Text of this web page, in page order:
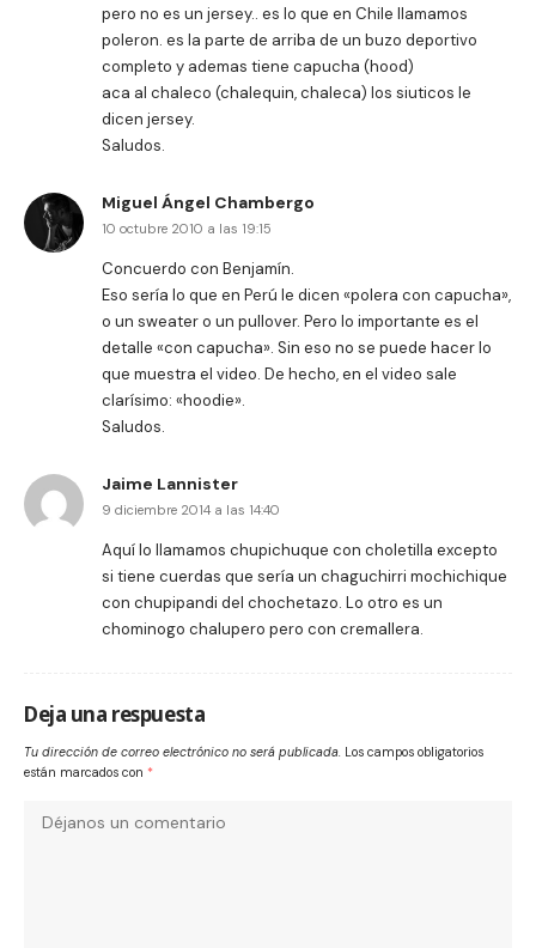
pero no es un jersey.. es lo que en Chile llamamos
poleron. es la parte de arriba de un buzo deportivo
completo y ademas tiene capucha (hood)
aca al chaleco (chalequin, chaleca) los siuticos le
dicen jersey.
Saludos.
Miguel Ángel Chambergo
10 octubre 2010 a las 19:15
Concuerdo con Benjamín.
Eso sería lo que en Perú le dicen «polera con capucha»,
o un sweater o un pullover. Pero lo importante es el
detalle «con capucha». Sin eso no se puede hacer lo
que muestra el video. De hecho, en el video sale
clarísimo: «hoodie».
Saludos.
Jaime Lannister
9 diciembre 2014 a las 14:40
Aquí lo llamamos chupichuque con choletilla excepto
si tiene cuerdas que sería un chaguchirri mochichique
con chupipandi del chochetazo. Lo otro es un
chominogo chalupero pero con cremallera.
Deja una respuesta
Tu dirección de correo electrónico no será publicada. Los campos obligatorios
están marcados con *